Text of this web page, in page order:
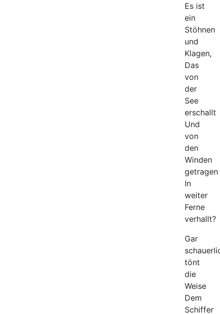
Es ist
ein
Stöhnen
und
Klagen,
Das
von
der
See
erschallt
Und
von
den
Winden
getragen
In
weiter
Ferne
verhallt?
Gar
tönt
die
Weise
Dem
Schiffer